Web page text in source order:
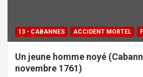
13 - CABANNES ACCIDENT MORTEL
Un jeune homme noyé
novembre 1761)